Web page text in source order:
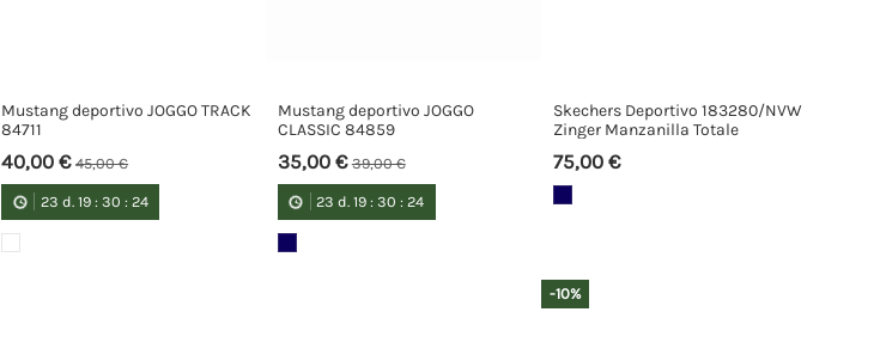
Mustang deportivo JOGGO TRACK
84711
40,00 €45,00 €
23 d. 19: 30 : 23
Mustang deportivo JOGGO
CLASSIC 84859
35,00 €39,00 €
23 d. 19 :30 :23
Skechers Deportivo 183280/NVW
Zinger Manzanilla Totale
75,00 €
-10%